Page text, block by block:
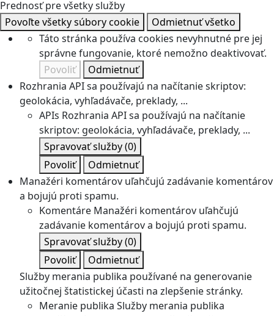
Prednosť pre všetky služby
Povoľte všetky súbory cookie
Odmietnuť všetko
Táto stránka používa cookies nevyhnutné pre jej
správne fungovanie, ktoré nemožno deaktivovať.
Povoliť
Odmietnuť
Rozhrania API sa používajú na načítanie skriptov:
geolokácia, vyhľadávače, preklady, ...
APIs Rozhrania API sa používajú na načítanie
skriptov: geolokácia, vyhľadávače, preklady, ...
Spravovať služby(0)
Povoliť
Odmietnuť
Manažéri komentárov uľahčujú zadávanie komentárov
a bojujú proti spamu.
Komentáre Manažéri komentárov uľahčujú
zadávanie komentárov a bojujú proti spamu.
Spravovať služby(0)
Povoliť
Odmietnuť
Služby merania publika používané na generovanie
užitočnej štatistickej účasti na zlepšenie stránky.
Meranie publika Služby merania publika